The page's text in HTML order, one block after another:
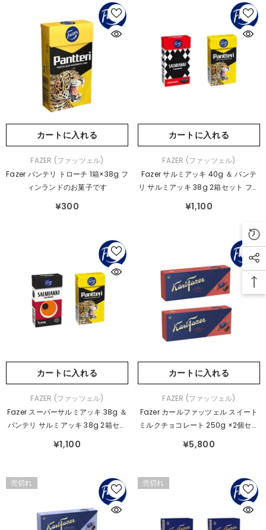
カートに入れる
売
FAZER (ファッツェル)
Fazer パンテリ トローチ 1箱×38g フ
ィンランドのお菓子です
¥300
カートに入れる
売
元：
FAZER (ファッツェル)
Fazer サルミアッキ 40g ＆ パンテ
リ サルミアッキ 38g 2箱セット フィ
¥1,100
カートに入れる
売
元：
FAZER (ファッツェル)
Fazer スーパーサルミアッキ 38g ＆
パンテリ サルミアッキ 38g 2箱セッ
トです
¥1,100
カートに入れる
売
元：
FAZER (ファッツェル)
Fazer カールファッツェル スイート
ミルクチョコレート 250g ×2個セッ
¥5,800
売切れ 売切れ